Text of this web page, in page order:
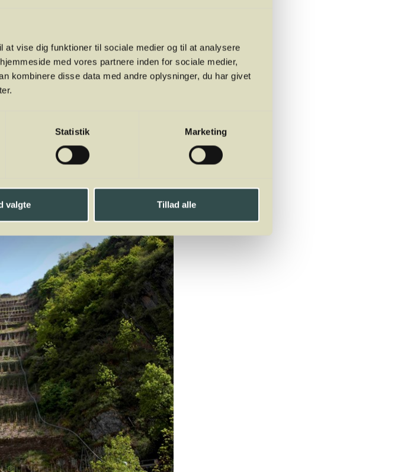
vise dig funktioner til sociale medier og til at analysere
med vores partnere inden for sociale medier,
kombinere disse data med andre oplysninger, du har givet
Statistik Marketing
valgte Tillad alle
regnmængder forårsagede i juli 2021 en så
sine bredder og i en sand flodbølge brusede
kældrene oversvømmede, og flere mistede ganske
livet. De fleste vinmarker gik uskadte gennem